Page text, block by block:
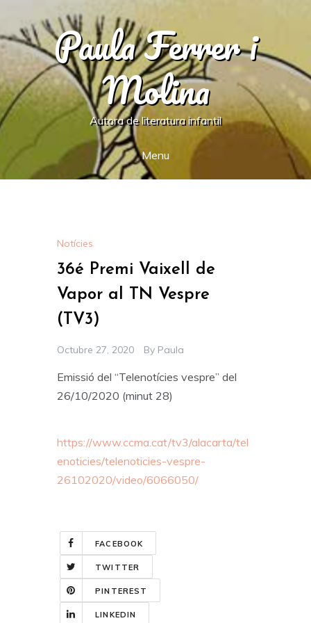
content
Paula Ferrer i
Molina
Autora de literatura infantil
Menu
Notícies
36é Premi Vaixell de
Vapor al TN Vespre
(TV3)
Octubre 27, 2020 By Paula
Emissió del “Telenotícies vespre” del
26/10/2020 (minut 28)
https://www.ccma.cat/tv3/alacarta/tel
enoticies/telenoticies-vespre-
26102020/video/6066050/
FACEBOOK
TWITTER
PINTEREST
LINKEDIN